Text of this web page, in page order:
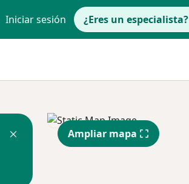
Iniciar sesión ¿Eres un especialista?
Ampliar mapa